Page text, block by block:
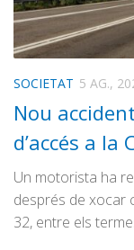
SOCIETAT 5 AG.,
Nou
d’accés a la
Un motorista ha
després de xocar
32, entre els